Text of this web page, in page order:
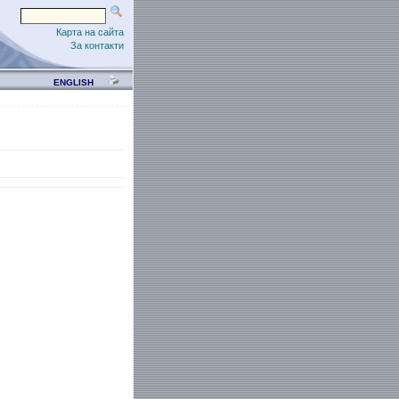
Карта на сайта
За контакти
ENGLISH